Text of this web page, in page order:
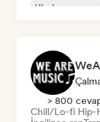
Uluslararası rap
> 800
Chill/Lo-fi Hip-